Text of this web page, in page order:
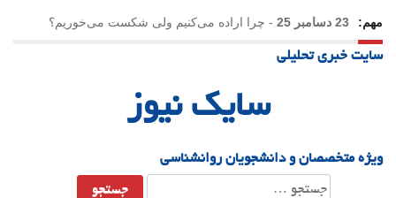
مهم: 23 دسامبر 25 - چرا اراده می‌کنیم ولی شکست می‌خوریم؟
21 دسامبر 25
سایت خبری تحلیلی
سایک نیوز
ویژه متخصصان و دانشجویان روانشناسی
جستجو